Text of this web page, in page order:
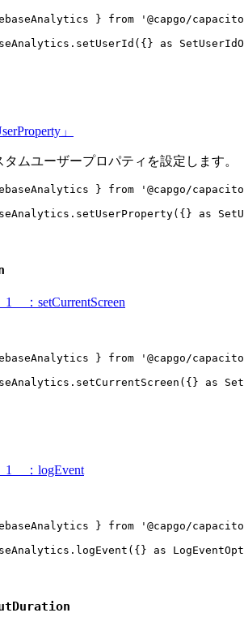
} from
'@capgo/
setUserId ({} as
」
ムユーザープロパティを設定します。
} from
'@capgo/
setUserProperty({} as
：setCurrentScreen
} from
'@capgo/
setCurrentScreen ({} as
：logEvent
} from
'@capgo/
logEvent ({} as